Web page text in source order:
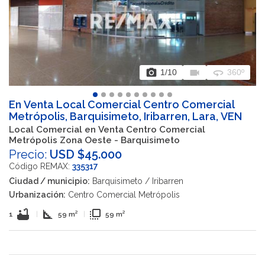
photo_camera 1/10 videocam 360 360º
En Venta Local Comercial Centro Comercial
Metrópolis, Barquisimeto, Iribarren, Lara, VEN
Local Comercial en Venta Centro Comercial
Metrópolis Zona Oeste - Barquisimeto
Precio: USD $45.000
Código REMAX: 335317
Ciudad / municipio: Barquisimeto / Iribarren
Urbanización: Centro Comercial Metrópolis
1 bathtub square_foot 59 m² flip_to_front 59 m²